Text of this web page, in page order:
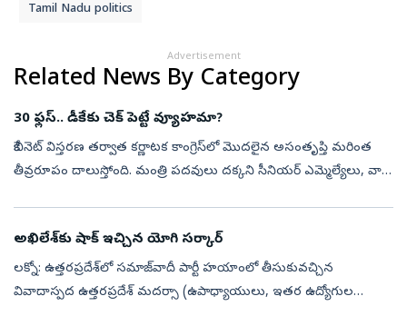
Tamil Nadu politics
Advertisement
Related News By Category
30 ఫ్లస్‌.. డీకేకు చెక్‌ పెట్టే వ్యూహమా?
కేబినెట్‌ విస్తరణ తర్వాత కర్ణాటక కాంగ్రెస్‌లో మొదలైన అసంతృప్తి మరింత
తీవ్రరూపం దాలుస్తోంది. మంత్రి పదవులు దక్కని సీనియర్‌ ఎమ్మెల్యేలు, వారి
అఖిలేశ్‌కు షాక్ ఇచ్చిన యోగి సర్కార్
లక్నో: ఉత్తరప్రదేశ్‌లో సమాజ్‌వాదీ పార్టీ హయాంలో తీసుకువచ్చిన
వివాదాస్పద ఉత్తరప్రదేశ్ మదర్సా (ఉపాధ్యాయులు, ఇతర ఉద్యోగుల